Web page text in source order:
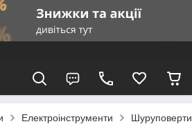
Електроінструменти Шуруповерти